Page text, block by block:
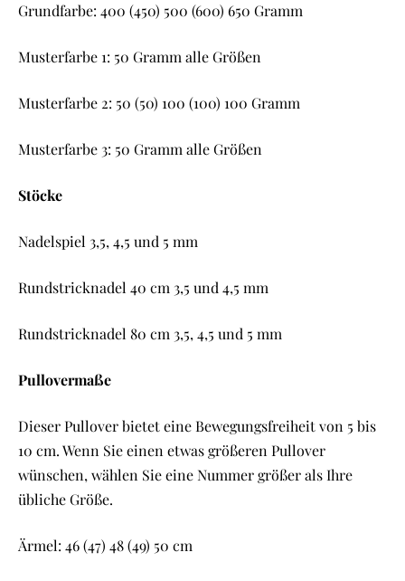
Grundfarbe: 400 (450) 500 (600) 650 Gramm
Musterfarbe 1: 50 Gramm alle Größen
Musterfarbe 2: 50 (50) 100 (100) 100 Gramm
Musterfarbe 3: 50 Gramm alle Größen
Stöcke
Nadelspiel 3,5, 4,5 und 5 mm
Rundstricknadel 40 cm 3,5 und 4,5 mm
Rundstricknadel 80 cm 3,5, 4,5 und 5 mm
Pullovermaße
Dieser Pullover bietet eine Bewegungsfreiheit von 5 bis
10 cm. Wenn Sie einen etwas größeren Pullover
wünschen, wählen Sie eine Nummer größer als Ihre
übliche Größe.
Ärmel: 46 (47) 48 (49) 50 cm